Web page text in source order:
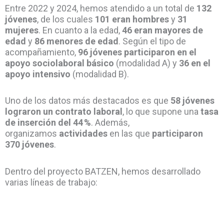
Entre 2022 y 2024, hemos atendido a un total de 132
jóvenes, de los cuales 101 eran hombresy 31
mujeres. En cuanto a la edad,46 eran mayores de
edad y 86 menores de edad. Según el tipo de
acompañamiento, 96 jóvenes participaron en el
apoyo sociolaboral básico (modalidad A) y 36 en el
apoyo intensivo (modalidad B).
Uno de los datos más destacados es que 58 jóvenes
lograron un contrato laboral , lo que supone unatasa
de inserción del 44 %. Además,
organizamos actividades en las que participaron
370 jóvenes.
Dentro del proyecto BATZEN, hemos desarrollado
varias líneas de trabajo: